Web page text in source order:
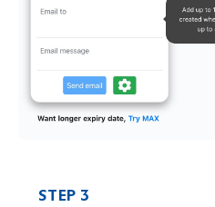
STEP 3